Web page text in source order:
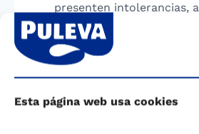
Esta página web usa cookies
presenten intolerancias,
alimentarias u otras
lo exijan. En estos casos,
entregar previamente en
correspondiente